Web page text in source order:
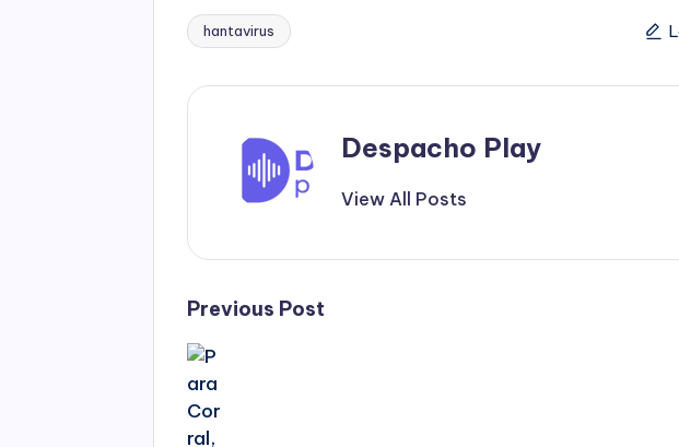
Tags:
hantavirus
Despacho Play
View All Posts
Post
navigation
Previous Post